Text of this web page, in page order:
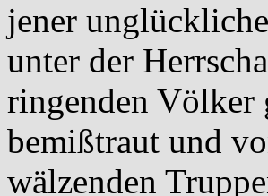
jener
unter der
ringenden Völker
bemißtraut und
wälzenden